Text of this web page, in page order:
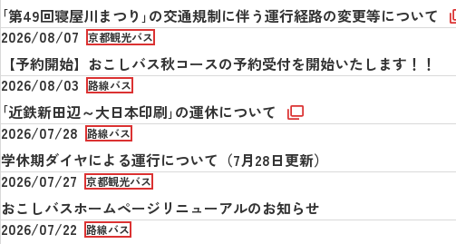
｢第49回寝屋川まつり｣の交通規制に伴う運行経路の変更等について
2026/08/07
京都観光バス
【予約開始】おこしバス秋コースの予約受付を開始いたします！！
2026/08/03
路線バス
｢近鉄新田辺～大日本印刷｣の運休について
2026/07/28
路線バス
学休期ダイヤによる運行について（7月28日更新）
2026/07/27
京都観光バス
おこしバスホームページリニューアルのお知らせ
2026/07/22
路線バス